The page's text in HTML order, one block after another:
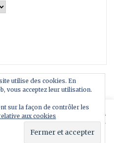
to improve your experience.
utilise des cookies. En
vous acceptez leur utilisation.
sur la façon de contrôler les
aux cookies